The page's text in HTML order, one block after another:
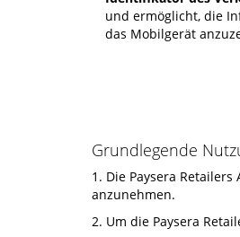
und ermöglicht, die
das Mobilgerät
Grundlegende
1. Die Paysera
anzunehmen.
2. Um die Paysera